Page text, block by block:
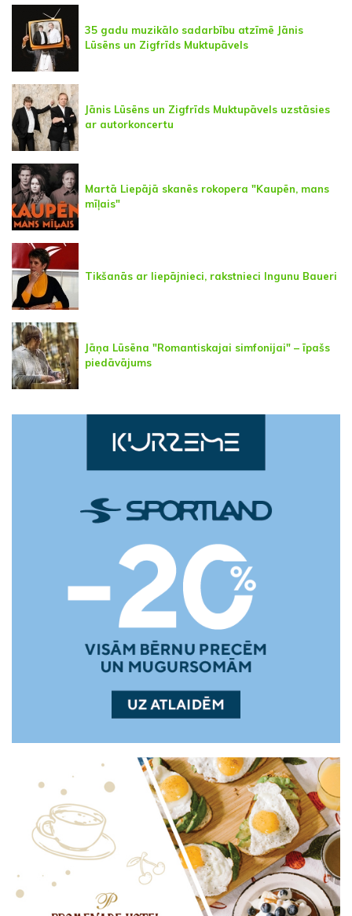
35 gadu muzikālo sadarbību atzīmē Jānis
Lūsēns un Zigfrīds Muktupāvels
Jānis Lūsēns un Zigfrīds Muktupāvels uzstāsies
ar autorkoncertu
Martā Liepājā skanēs rokopera "Kaupēn, mans
mīļais"
Tikšanās ar liepājnieci, rakstnieci Ingunu Baueri
Jāņa Lūsēna "Romantiskajai simfonijai" – īpašs
piedāvājums